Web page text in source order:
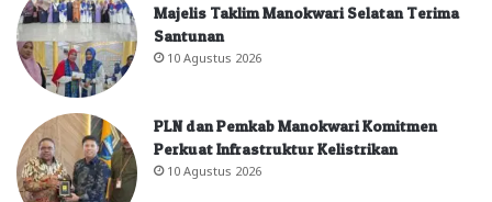
Majelis Taklim Manokwari Selatan Terima
Santunan
10 Agustus 2026
PLN dan Pemkab Manokwari Komitmen
Perkuat Infrastruktur Kelistrikan
10 Agustus 2026